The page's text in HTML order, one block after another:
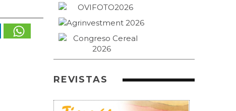
REVISTAS